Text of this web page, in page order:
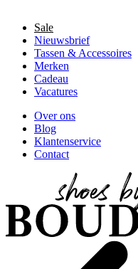
Sale
Nieuwsbrief
Tassen & Accessoires
Merken
Cadeau
Vacatures
Over ons
Blog
Klantenservice
Contact